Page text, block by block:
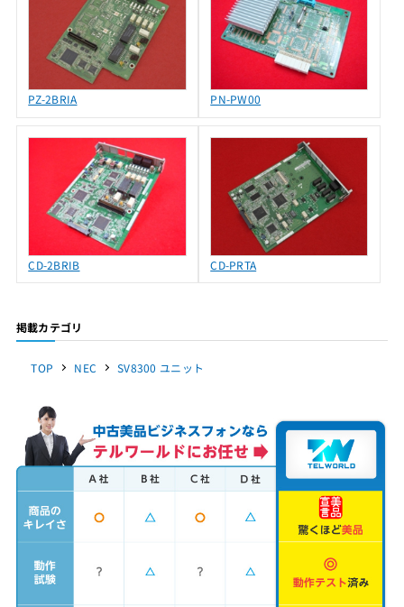
PZ-2BRIA PN-PW00
CD-2BRIB CD-PRTA
掲載カテゴリ
TOP NEC SV8300 ユニット